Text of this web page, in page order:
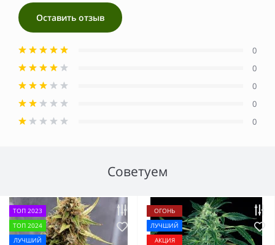
Оставить отзыв
0
0
0
0
0
Советуем
ТОП 2023
ТОП 2024
ЛУЧШИЙ
ОГОНЬ
ЛУЧШИЙ
АКЦИЯ